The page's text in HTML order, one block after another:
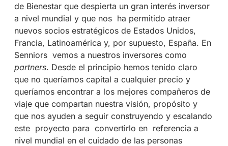
de Bienestar que despierta un gran interés inversor
a nivel mundial y que nos ha permitido atraer
nuevos socios estratégicos de Estados Unidos,
Francia, Latinoamérica y, por supuesto, España. En
Senniors vemos a nuestros inversores como
partners. Desde el principio hemos tenido claro
que no queríamos capital a cualquier precio y
queríamos encontrar a los mejores compañeros de
viaje que compartan nuestra visión, propósito y
que nos ayuden a seguir construyendo y escalando
este proyecto para convertirlo en referencia a
nivel mundial en el cuidado de las personas